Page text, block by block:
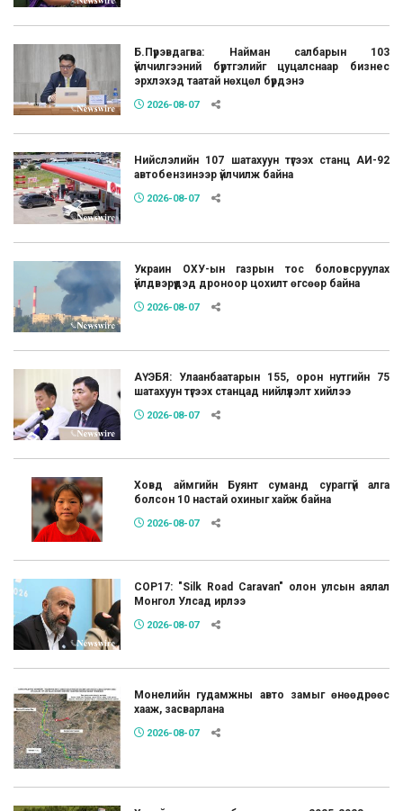
Б.Пүрэвдагва: Найман салбарын 103
үйлчилгээний бүртгэлийг цуцалснаар бизнес
эрхлэхэд таатай нөхцөл бүрдэнэ
2026-08-07
Нийслэлийн 107 шатахуун түгээх станц АИ-92
автобензинээр үйлчилж байна
2026-08-07
Украин ОХУ-ын газрын тос боловсруулах
үйлдвэрүүдэд дроноор цохилт өгсөөр байна
2026-08-07
АҮЭБЯ: Улаанбаатарын 155, орон нутгийн 75
шатахуун түгээх станцад нийлүүлэлт хийлээ
2026-08-07
Ховд аймгийн Буянт суманд сураггүй алга
болсон 10 настай охиныг хайж байна
2026-08-07
COP17: "Silk Road Caravan" олон улсын аялал
Монгол Улсад ирлээ
2026-08-07
Монелийн гудамжны авто замыг өнөөдрөөс
хааж, засварлана
2026-08-07